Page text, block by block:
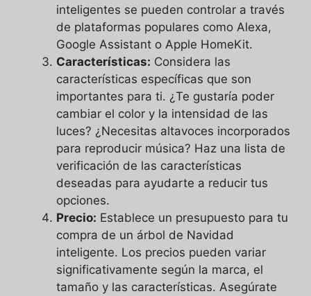
inteligentes se pueden controlar a través
de plataformas populares como Alexa,
Google Assistant o Apple HomeKit.
Características: Considera las
características específicas que son
importantes para ti. ¿Te gustaría poder
cambiar el color y la intensidad de las
luces? ¿Necesitas altavoces incorporados
para reproducir música? Haz una lista de
verificación de las características
deseadas para ayudarte a reducir tus
opciones.
Precio: Establece un presupuesto para tu
compra de un árbol de Navidad
inteligente. Los precios pueden variar
significativamente según la marca, el
tamaño y las características. Asegúrate